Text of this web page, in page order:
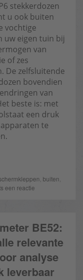
stekkerdozen
u ook buiten
vochtige
uw eigen tuin bij
van
of zes
De zelfsluitende
bovendien
van
beste is: met
een druk
te
buiten
een reactie
BE52:
relevante
analyse
leverbaar